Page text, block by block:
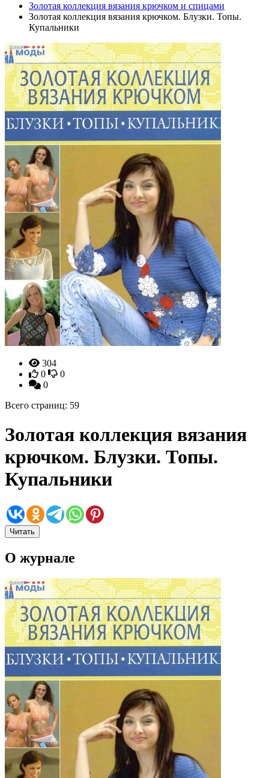
Золотая коллекция вязания крючком и спицами
Золотая коллекция вязания крючком. Блузки. Топы.
Купальники
304
0
0
0
Всего страниц: 59
Золотая коллекция вязания
крючком. Блузки. Топы.
Купальники
Читать
О журнале